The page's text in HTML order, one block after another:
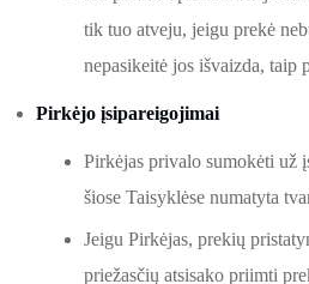
tik tuo atveju, jeigu prekė
nepasikeitė jos išvaizda, taip
Pirkėjo įsipareigojimai
Pirkėjas privalo sumokėti už
šiose Taisyklėse numatyta
Jeigu Pirkėjas, prekių
priežasčių atsisako priimti